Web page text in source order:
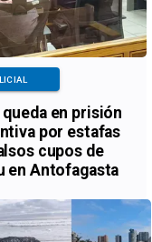
en prisión
por estafas
cupos de
en Antofagasta